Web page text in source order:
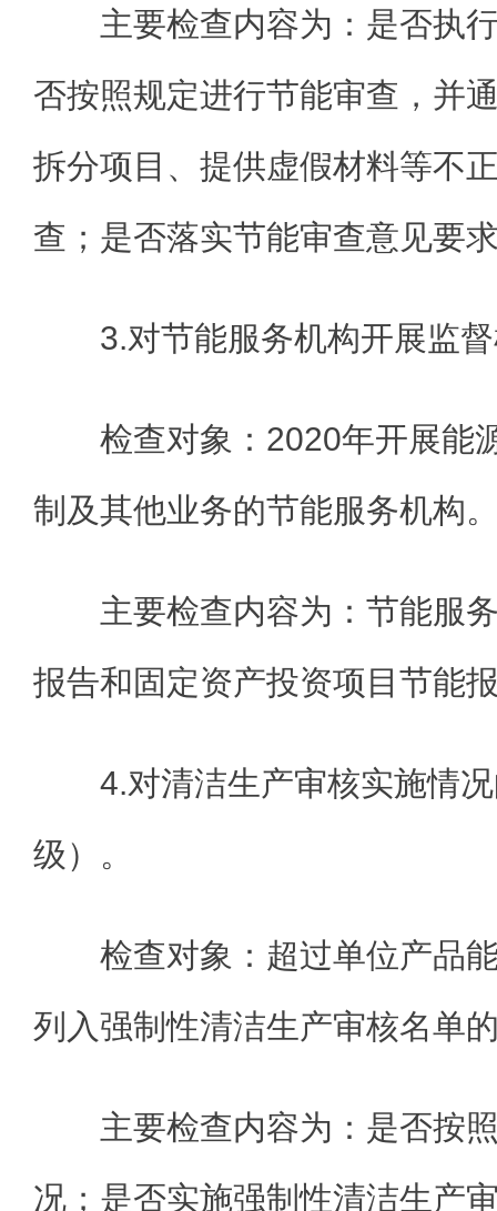
主要检查内容为：是否执
否按照规定进行节能审查，并
拆分项目、提供虚假材料等不
查；是否落实节能审查意见要
3.对节能服务机构开展监
检查对象：2020年开展能
制及其他业务的节能服务机构
主要检查内容为：节能服
报告和固定资产投资项目节能
4.对清洁生产审核实施情
级）。
检查对象：超过单位产品
列入强制性清洁生产审核名单
主要检查内容为：是否按
况；是否实施强制性清洁生产